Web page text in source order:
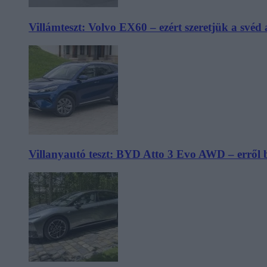
Villámteszt: Volvo EX60 – ezért szeretjük a svéd
Villanyautó teszt: BYD Atto 3 Evo AWD – erről